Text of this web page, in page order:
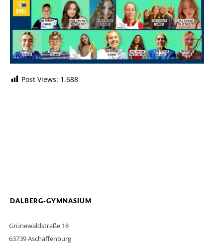
Post Views: 1.688
DALBERG-GYMNASIUM
Grünewaldstraße 18
63739 Aschaffenburg